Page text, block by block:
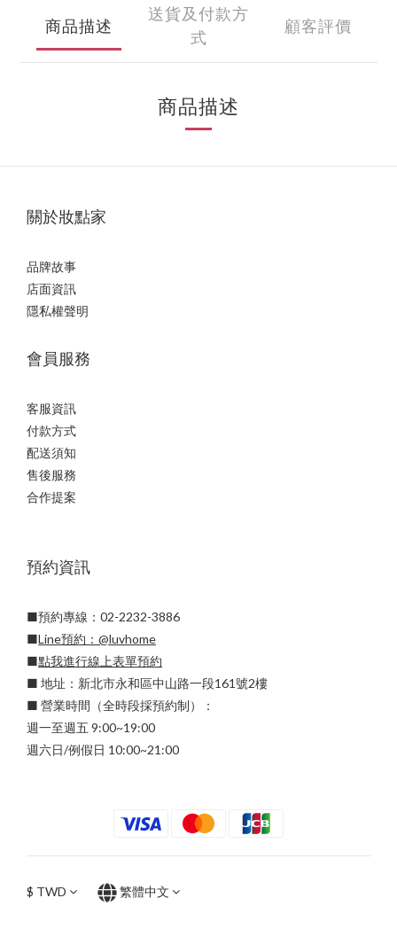
商品描述
送貨及付款方
式
顧客評價
商品描述
關於妝點家
品牌故事
店面資訊
隱私權聲明
會員服務
客服資訊
付款方式
配送須知
售後服務
合作提案
預約資訊
■預約專線：02-2232-3886
■Line預約： @luvhome
■點我進行線上表單預約
■ 地址：新北市永和區中山路一段161號2樓
■ 營業時間（全時段採預約制）：
週一至週五 9:00~19:00
週六日/例假日 10:00~21:00
$ TWD 繁體中文